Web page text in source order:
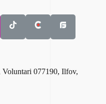
Voluntari 077190, Ilfov,